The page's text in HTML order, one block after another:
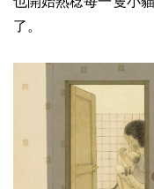
了。